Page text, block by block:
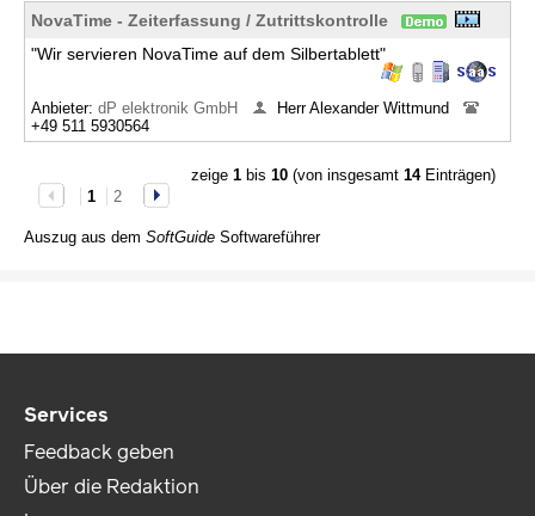
NovaTime - Zeiterfassung / Zutrittskontrolle
"Wir servieren NovaTime auf dem Silbertablett"
Anbieter: dP elektronik GmbH
Herr Alexander Wittmund
+49 511 5930564
zeige 1bis 10(von insgesamt 14Einträgen)
1
2
Auszug aus dem SoftGuide Softwareführer
Services
Feedback geben
Über die Redaktion